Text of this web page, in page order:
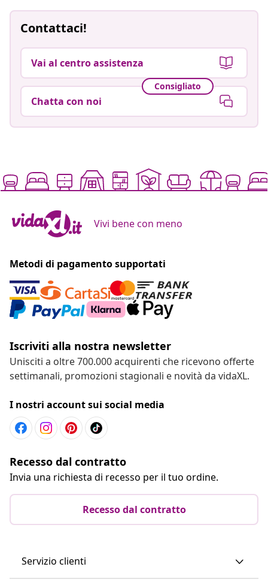
Contattaci!
Vai al centro assistenza
Consigliato
Chatta con noi
Vivi bene con meno
Metodi di pagamento supportati
Iscriviti alla nostra newsletter
Unisciti a oltre 700.000 acquirenti che ricevono offerte
settimanali, promozioni stagionali e novità da vidaXL.
I nostri account sui social media
Recesso dal contratto
Invia una richiesta di recesso per il tuo ordine.
Recesso dal contratto
Servizio clienti